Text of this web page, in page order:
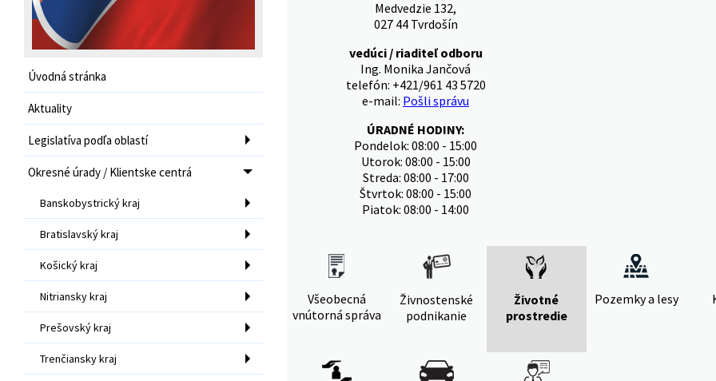
Úvodná stránka
Aktuality
Legislatíva podľa oblastí
Okresné úrady / Klientske centrá
Banskobystrický kraj
Bratislavský kraj
Košický kraj
Nitriansky kraj
Prešovský kraj
Trenčiansky kraj
Medvedzie 132,
027 44 Tvrdošín
vedúci / riaditeľ odboru
Ing. Monika Jančová
telefón: +421/961 43 5720
e-mail: Pošli správu
ÚRADNÉ HODINY:
Pondelok: 08:00 - 15:00
Utorok: 08:00 - 15:00
Streda: 08:00 - 17:00
Štvrtok: 08:00 - 15:00
Piatok: 08:00 - 14:00
Všeobecná
vnútorná správa
Živnostenské
podnikanie
Životné
prostredie
Pozemky a lesy